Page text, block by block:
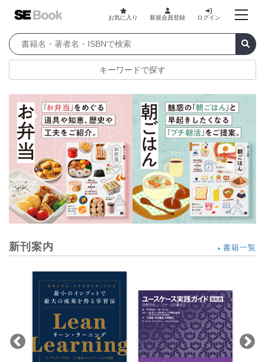
お気に入り 新規会員登録 ログイン
キーワードで探す
新刊案内 書籍一覧